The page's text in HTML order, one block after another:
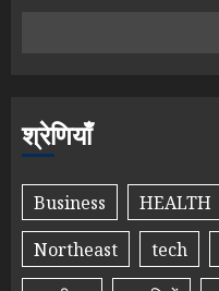
श्रेणियाँ
Business HEALTH
Northeast
tech